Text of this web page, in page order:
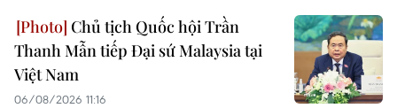
Chủ tịch Quốc hội Trần
Thanh Mẫn tiếp Đại sứ Malaysia tại
Việt Nam
06/08/2026 11:16